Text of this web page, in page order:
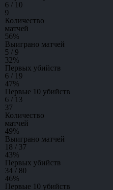
6 / 10
9
Количество
матчей
56%
Выиграно матчей
5 / 9
32%
Первых убийств
6 / 19
47%
Первые 10 убийств
6 / 13
37
Количество
матчей
49%
Выиграно матчей
18 / 37
43%
Первых убийств
34 / 80
46%
Первые 10 убийств